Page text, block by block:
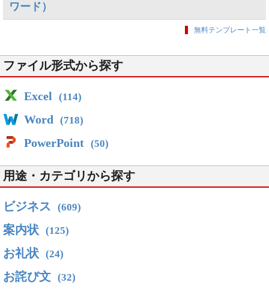
ワード）
無料テンプレート一覧
ファイル形式から探す
Excel (114)
Word (718)
PowerPoint (50)
用途・カテゴリから探す
ビジネス (609)
案内状 (125)
お礼状 (24)
お詫び文 (32)